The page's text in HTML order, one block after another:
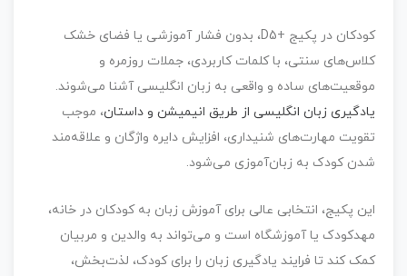
کودکان در پکیج +D5، بدون فشار آموزشی یا فضای خشک
کلاس‌های سنتی، باکلمات کاربردی، جملات روزمره و
موقعیت‌های ساده و واقعی به زبان انگلیسی آشنا می‌شوند.
یادگیری زبان انگلیسی از طریق انیمیشن و داستان، موجب
تقویت مهارت‌های شنیداری، افزایش دایره واژگان و علاقه‌مند
شدن کودک به زبان‌آموزی می‌شود.
این پکیج، انتخابی عالی برایآموزش زبان به کودکان در خانه،
مهدکودک یا آموزشگاهاست و می‌تواند به والدین و مربیان
کمک کند تافرایند یادگیری زبان را برای کودک، لذت‌بخش،